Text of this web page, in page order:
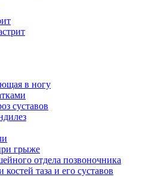
в ногу
суставов
грыже
отдела позвоночника
таза и его суставов